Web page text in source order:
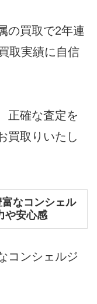
の買取で2年連
取実績に自信
正確な査定を
買取りいたし
なコンシェル
や安心感
コンシェルジ